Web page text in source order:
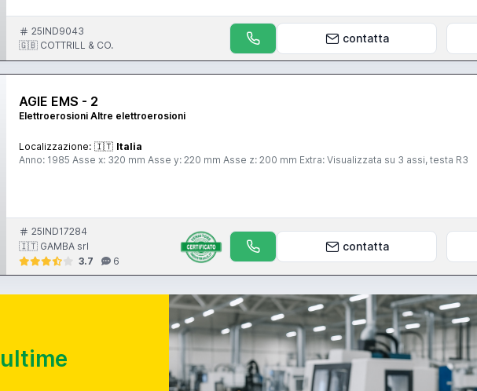
25IND9043
🇬🇧 COTTRILL & CO.
contatta
AGIE EMS - 2
Elettroerosioni Altre elettroerosioni
Localizzazione: 🇮🇹 Italia
Anno: 1985 Asse x: 320 mm Asse y: 220 mm Asse z: 200 mm Extra: Visualizzata su 3 assi, testa R3
25IND17284
🇮🇹 GAMBA srl
3.7
6
contatta